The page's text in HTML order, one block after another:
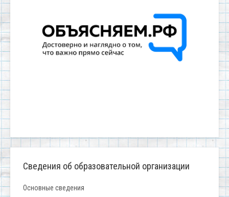
Сведения об образовательной организации
Основные сведения